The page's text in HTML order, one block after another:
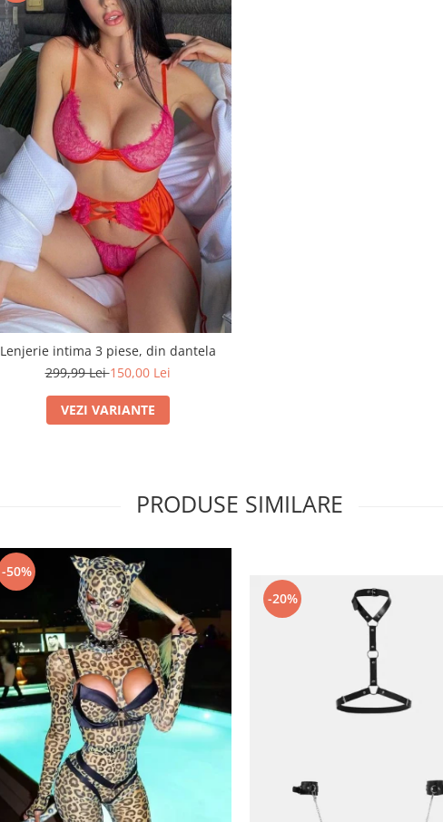
Lenjerie intima 3 piese, din dantela
299,99 Lei150,00 Lei
VEZI VARIANTE
PRODUSE SIMILARE
-50%
-20%